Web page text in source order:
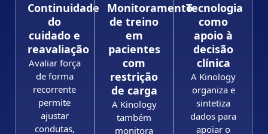
Continuidade
do
cuidado e
reavaliação
Avaliar força
de forma
recorrente
permite
ajustar
condutas,
Monitoramento
de treino
em
pacientes
com
restrição
de carga
A Kinology
também
monitora
Tecnologia
como
apoio à
decisão
clínica
A Kinology
organiza e
sintetiza
dados para
apoiar o